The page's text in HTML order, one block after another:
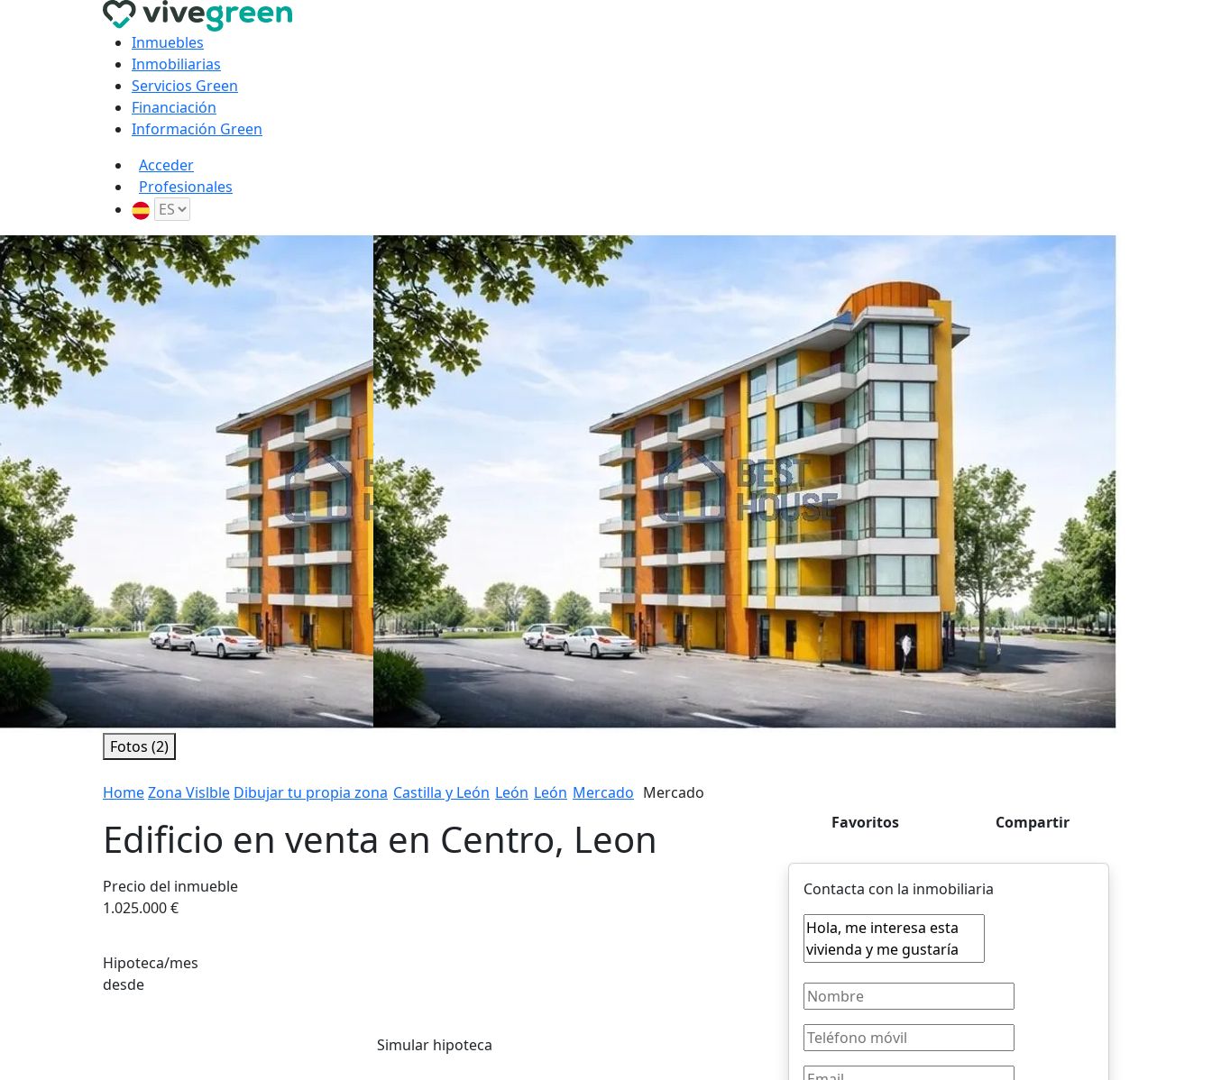
Inmuebles
Inmobiliarias
Servicios Green
Financiación
Información Green
Acceder
Profesionales
Fotos (2)
HomeZona Vislble Dibujar tu propia zona Castilla y León León León Mercado Mercado
Edificio en venta en Centro, Leon
Precio del inmueble
1.025.000 €
Hipoteca/mes
desde
Simular hipoteca
Favoritos Compartir
Contacta con la inmobiliaria